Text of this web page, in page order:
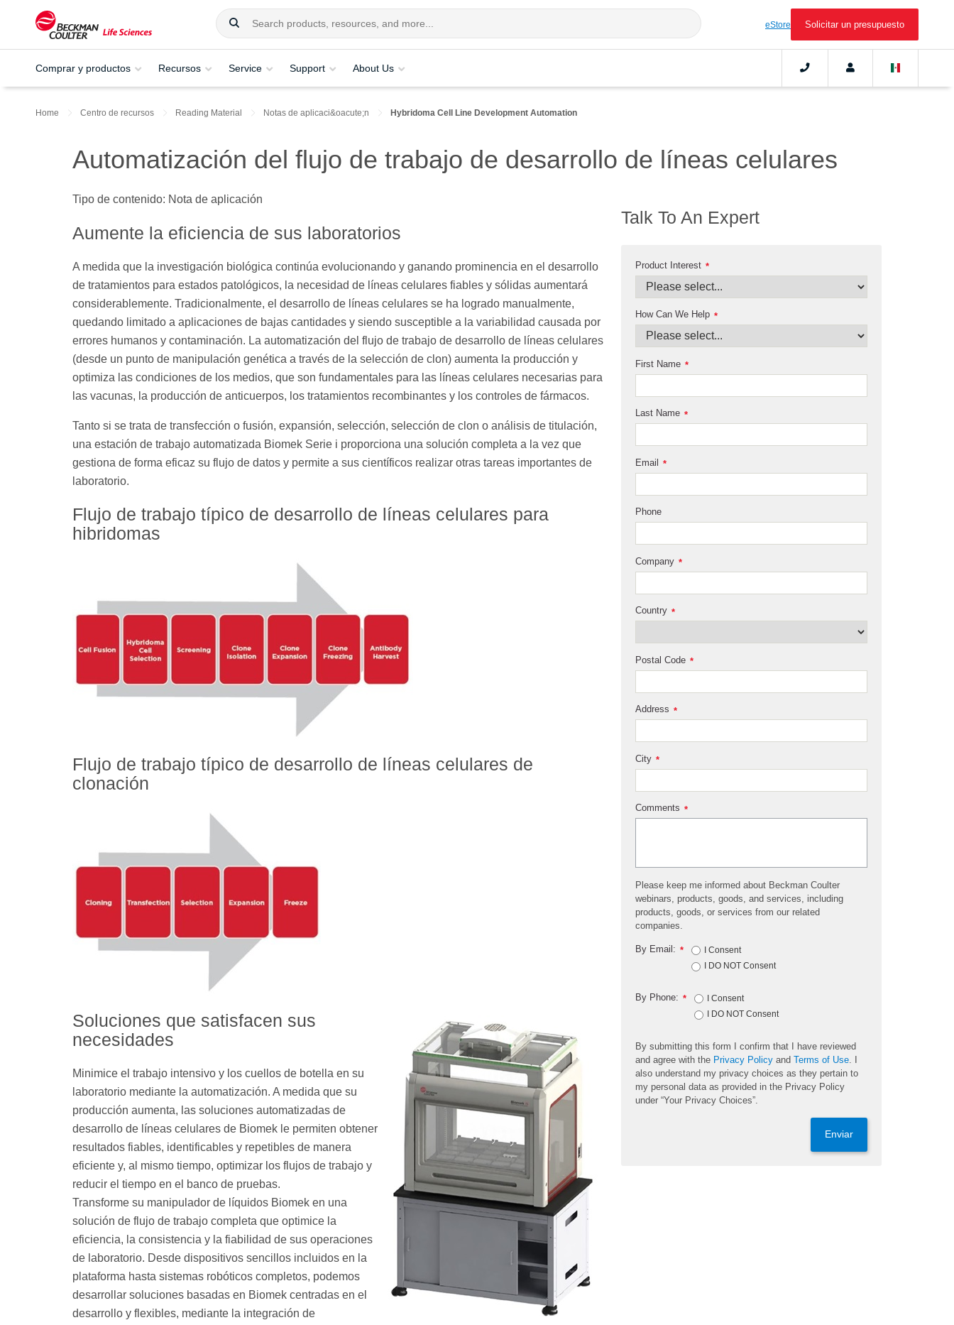
eStore Solicitar un presupuesto
Comprar y productos Recursos Service Support About Us
Home Centro de recursos Reading Material Notas de aplicaci&oacute;n Hybridoma Cell Line Development Automation
Automatización del flujo de trabajo de desarrollo de líneas celulares
Tipo de contenido: Nota de aplicación
Aumente la eficiencia de sus laboratorios
A medida que la investigación biológica continúa evolucionando y ganando prominencia en el desarrollo
de tratamientos para estados patológicos, la necesidad de líneas celulares fiables y sólidas aumentará
considerablemente. Tradicionalmente, el desarrollo de líneas celulares se ha logrado manualmente,
quedando limitado a aplicaciones de bajas cantidades y siendo susceptible a la variabilidad causada por
errores humanos y contaminación. La automatización del flujo de trabajo de desarrollo de líneas celulares
(desde un punto de manipulación genética a través de la selección de clon) aumenta la producción y
optimiza las condiciones de los medios, que son fundamentales para las líneas celulares necesarias para
las vacunas, la producción de anticuerpos, los tratamientos recombinantes y los controles de fármacos.
Tanto si se trata de transfección o fusión, expansión, selección, selección de clon o análisis de titulación,
una estación de trabajo automatizada Biomek Serie i proporciona una solución completa a la vez que
gestiona de forma eficaz su flujo de datos y permite a sus científicos realizar otras tareas importantes de
laboratorio.
Flujo de trabajo típico de desarrollo de líneas celulares para
hibridomas
Flujo de trabajo típico de desarrollo de líneas celulares de
clonación
Soluciones que satisfacen sus
necesidades
Minimice el trabajo intensivo y los cuellos de botella en su
laboratorio mediante la automatización. A medida que su
producción aumenta, las soluciones automatizadas de
desarrollo de líneas celulares de Biomek le permiten obtener
resultados fiables, identificables y repetibles de manera
eficiente y, al mismo tiempo, optimizar los flujos de trabajo y
reducir el tiempo en el banco de pruebas.
Transforme su manipulador de líquidos Biomek en una
solución de flujo de trabajo completa que optimice la
eficiencia, la consistencia y la fiabilidad de sus operaciones
de laboratorio. Desde dispositivos sencillos incluidos en la
plataforma hasta sistemas robóticos completos, podemos
desarrollar soluciones basadas en Biomek centradas en el
desarrollo y flexibles, mediante la integración de
Talk To An Expert
*
Product Interest
*
How Can We Help
*
First Name
*
Last Name
*
Email
Phone
*
Company
*
Country
*
Postal Code
*
Address
*
City
*
Comments
Please keep me informed about Beckman Coulter
webinars, products, goods, and services, including
products, goods, or services from our related
companies.
*
By Email:
I Consent
I DO NOT Consent
*
By Phone:
I Consent
I DO NOT Consent
By submitting this form I confirm that I have reviewed
and agree with the Privacy Policy andTerms of Use
also understand my privacy choices as they pertain to
my personal data as provided in the Privacy Policy
under “Your Privacy Choices”.
Enviar